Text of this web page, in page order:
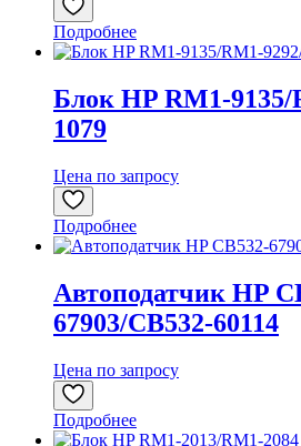
Подробнее
Блок HP RM1-
1079
Цена по запросу
Подробнее
Автоподатчик HP
67903/CB532-60114
Цена по запросу
Подробнее